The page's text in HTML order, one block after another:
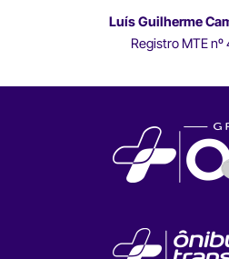
Luís Guilherme
Registro MTE nº